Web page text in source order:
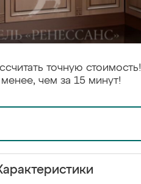
точную стоимость!
чем за 15 минут!